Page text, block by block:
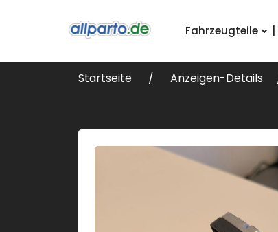
Fahrzeugteile
Startseite Anzeigen-Details